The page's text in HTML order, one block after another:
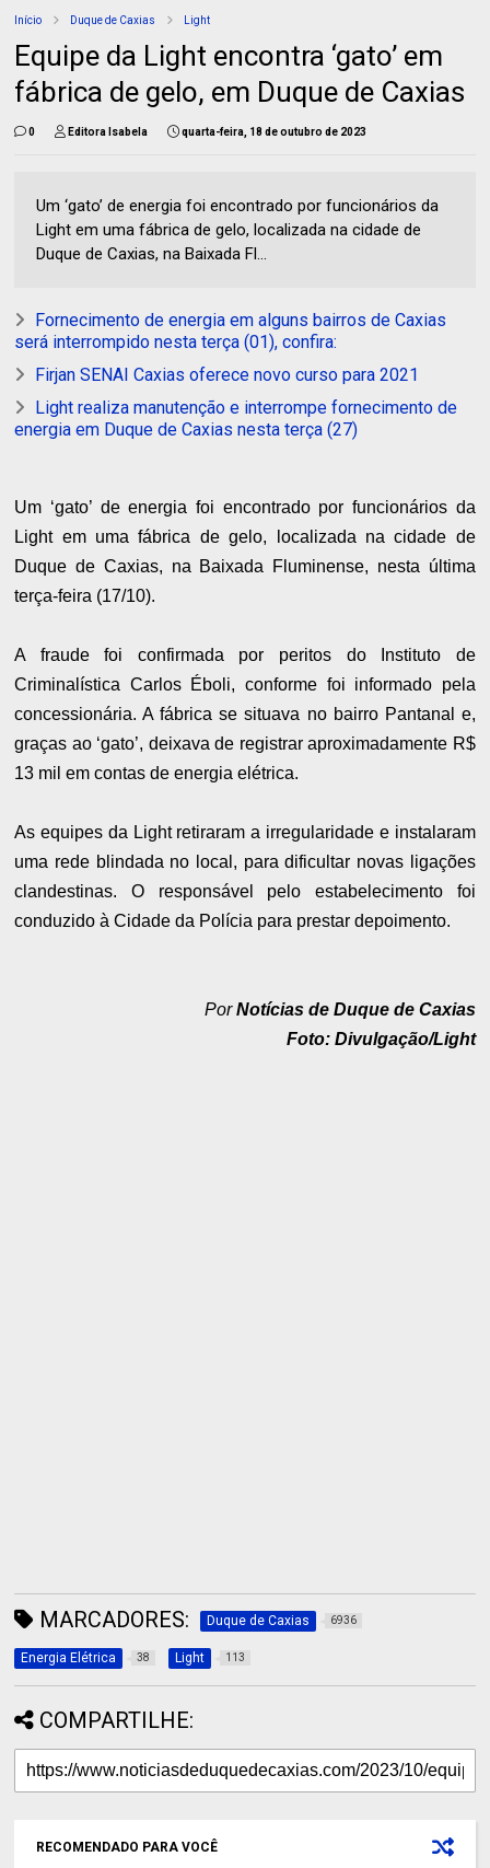
Início Duque de Caxias Light
Equipe da Light encontra ‘gato’ em
fábrica de gelo, em Duque de Caxias
0 Editora Isabela quarta-feira, 18 de outubro de 2023
Um ‘gato’ de energia foi encontrado por funcionários da
Light em uma fábrica de gelo, localizada na cidade de
Duque de Caxias, na Baixada Fl...
Fornecimento de energia em alguns bairros de Caxias
será interrompido nesta terça (01), confira:
Firjan SENAI Caxias oferece novo curso para 2021
Light realiza manutenção e interrompe fornecimento de
energia em Duque de Caxias nesta terça (27)
Um ‘gato’ de energia foi encontrado por funcionários da
Light em uma fábrica de gelo, localizada na cidade de
Duque de Caxias, na Baixada Fluminense, nesta última
terça-feira (17/10).
A fraude foi confirmada por peritos do Instituto de
Criminalística Carlos Éboli, conforme foi informado pela
concessionária. A fábrica se situava no bairro Pantanal e,
graças ao ‘gato’, deixava de registrar aproximadamente R$
13 mil em contas de energia elétrica.
As equipes da Light retiraram a irregularidade e instalaram
uma rede blindada no local, para dificultar novas ligações
clandestinas. O responsável pelo estabelecimento foi
conduzido à Cidade da Polícia para prestar depoimento.
PorNotícias de Duque de Caxias
Foto: Divulgação/Light
MARCADORES: Duque de Caxias 6936
Energia Elétrica 38 Light 113
COMPARTILHE:
RECOMENDADO PARA VOCÊ